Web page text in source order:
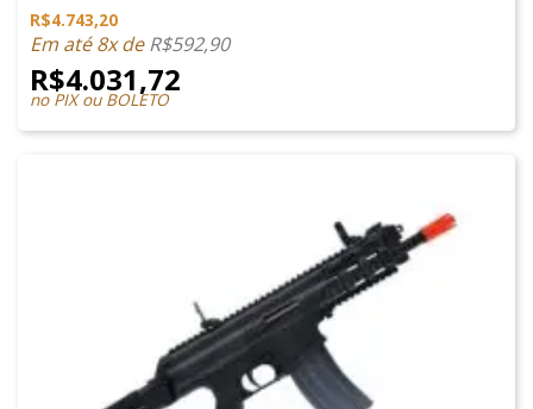
Avaliação
5.00 de 5
R$4.743,20
Em até 8x deR$592,90
R$4.031,72
no PIX ou BOLETO